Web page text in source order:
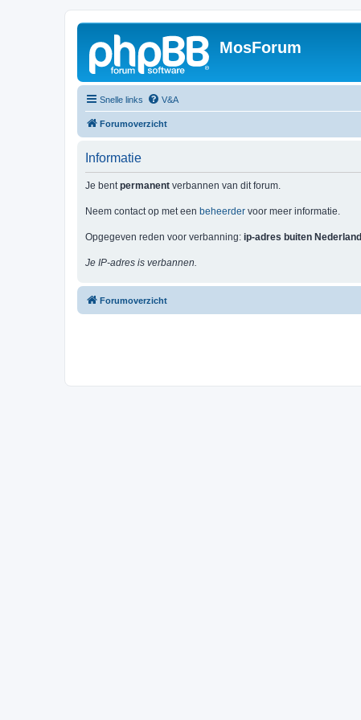
MosForum
Snelle links V&A
Forumoverzicht
Informatie
Je bentpermanent verbannen van dit forum.
Neem contact op met een beheerder voor meer informatie.
Opgegeven reden voor verbanning: ip-adres buiten Nederland
Je IP-adres is verbannen.
Forumoverzicht